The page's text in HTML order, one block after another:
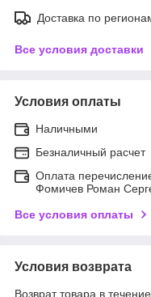
Доставка по
Все условия доставки
Условия оплаты
Наличными
Безналичный расчет
Оплата
Фомичев Роман
Все условия оплаты
Условия возврата
Возврат товара в